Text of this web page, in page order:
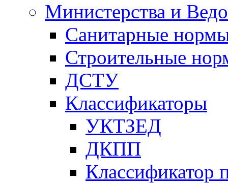
Министерства и
Санитарные
Строительные
ДСТУ
Классификаторы
УКТЗЕД
ДКПП
Классификатор